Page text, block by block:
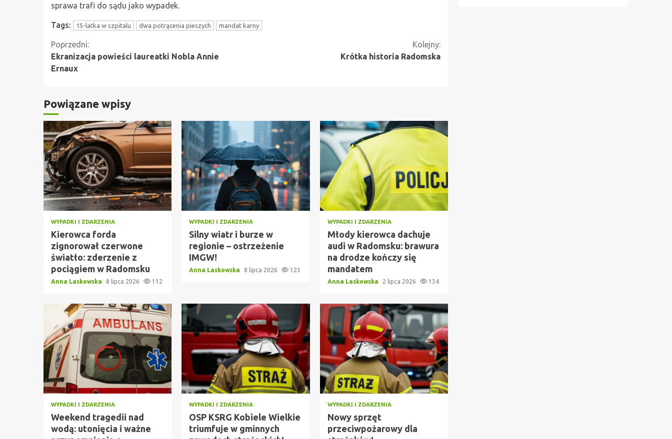
sprawa trafi do sądu jako wypadek.
Tags: 15-latka w szpitalu dwa potrącenia pieszych mandat karny
Kontynuuj
czytanie
Poprzedni:
Ekranizacja powieści laureatki Nobla Annie
Ernaux
Kolejny:
Krótka historia Radomska
Powiązane wpisy
WYPADKI I ZDARZENIA
Kierowca forda
zignorował czerwone
światło: zderzenie z
pociągiem w Radomsku
Anna Laskowska 8 lipca 2026 112
WYPADKI I ZDARZENIA
Silny wiatr i burze w
regionie – ostrzeżenie
IMGW!
Anna Laskowska 8 lipca 2026 123
WYPADKI I ZDARZENIA
Młody kierowca dachuje
audi w Radomsku: brawura
na drodze kończy się
mandatem
Anna Laskowska 2 lipca 2026 134
WYPADKI I ZDARZENIA
Weekend tragedii nad
wodą: utonięcia i ważne
WYPADKI I ZDARZENIA
OSP KSRG Kobiele Wielkie
triumfuje w gminnych
WYPADKI I ZDARZENIA
Nowy sprzęt
przeciwpożarowy dla